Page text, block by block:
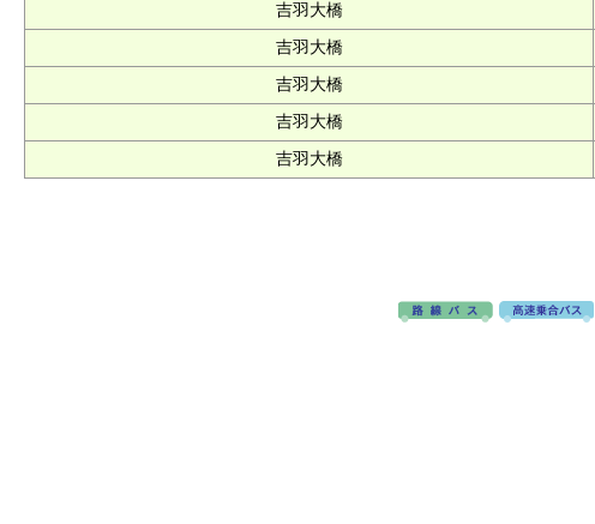
吉羽大橋
吉羽大橋
吉羽大橋
吉羽大橋
吉羽大橋